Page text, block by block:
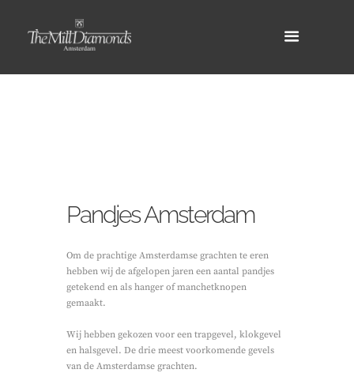
Pandjes Amsterdam
Om de prachtige Amsterdamse grachten te eren
hebben wij de afgelopen jaren een aantal pandjes
getekend en als hanger of manchetknopen
gemaakt.
Wij hebben gekozen voor een trapgevel, klokgevel
en halsgevel. De drie meest voorkomende gevels
van de Amsterdamse grachten.